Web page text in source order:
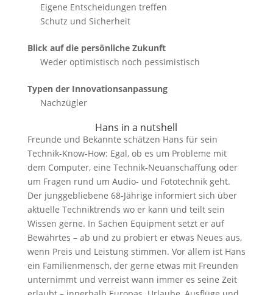
Eigene Entscheidungen treffen
Schutz und Sicherheit
Blick auf die persönliche Zukunft
Weder optimistisch noch pessimistisch
Typen der Innovationsanpassung
Nachzügler
Hans in a nutshell
Freunde und Bekannte schätzen Hans für sein
Technik-Know-How: Egal, ob es um Probleme mit
dem Computer, eine Technik-Neuanschaffung oder
um Fragen rund um Audio- und Fototechnik geht.
Der junggebliebene 68-Jährige informiert sich über
aktuelle Techniktrends wo er kann und teilt sein
Wissen gerne. In Sachen Equipment setzt er auf
Bewährtes – ab und zu probiert er etwas Neues aus,
wenn Preis und Leistung stimmen. Vor allem ist Hans
ein Familienmensch, der gerne etwas mit Freunden
unternimmt und verreist wann immer es seine Zeit